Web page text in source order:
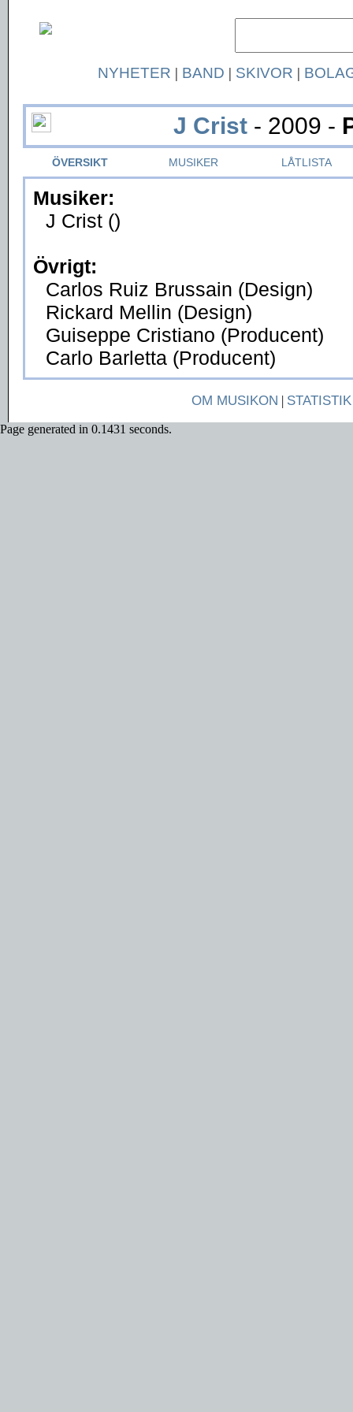
NYHETER | BAND | SKIVOR |
J Crist - 2009 -
ÖVERSIKT MUSIKER LÅTLISTA
Musiker:
J Crist ()
Övrigt:
Carlos Ruiz Brussain (Design)
Rickard Mellin (Design)
Guiseppe Cristiano (Producent)
Carlo Barletta (Producent)
OM MUSIKON | STATISTIK
Page generated in 0.1431 seconds.